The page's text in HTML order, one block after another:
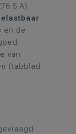
.
en de
van
(tabblad